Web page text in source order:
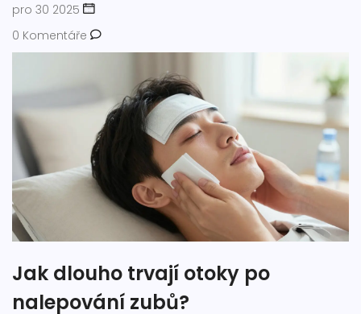
pro 30 2025
0 Komentáře
Jak dlouho trvají otoky po
nalepování zubů?